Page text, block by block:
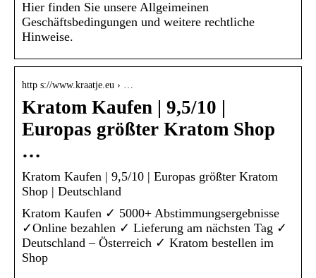
Hier finden Sie unsere Allgeimeinen
Geschäftsbedingungen und weitere rechtliche
Hinweise.
http s://www.kraatje.eu › …
Kratom Kaufen | 9,5/10 |
Europas größter Kratom Shop
…
Kratom Kaufen | 9,5/10 | Europas größter Kratom
Shop | Deutschland
Kratom Kaufen ✓ 5000+ Abstimmungsergebnisse
✓Online bezahlen ✓ Lieferung am nächsten Tag ✓
Deutschland – Österreich ✓ Kratom bestellen im
Shop